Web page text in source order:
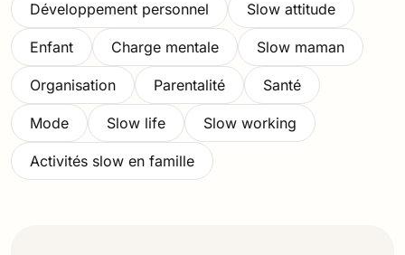
Développement personnel Slow attitude
Enfant Charge mentale Slow maman
Organisation Parentalité Santé
Mode Slow life Slow working
Activités slow en famille